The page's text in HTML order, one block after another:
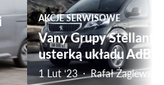
AKCJE SERWISOWE
Vany Grupy
usterką układu
1 Lut ‘23 Rafał Żaglewski